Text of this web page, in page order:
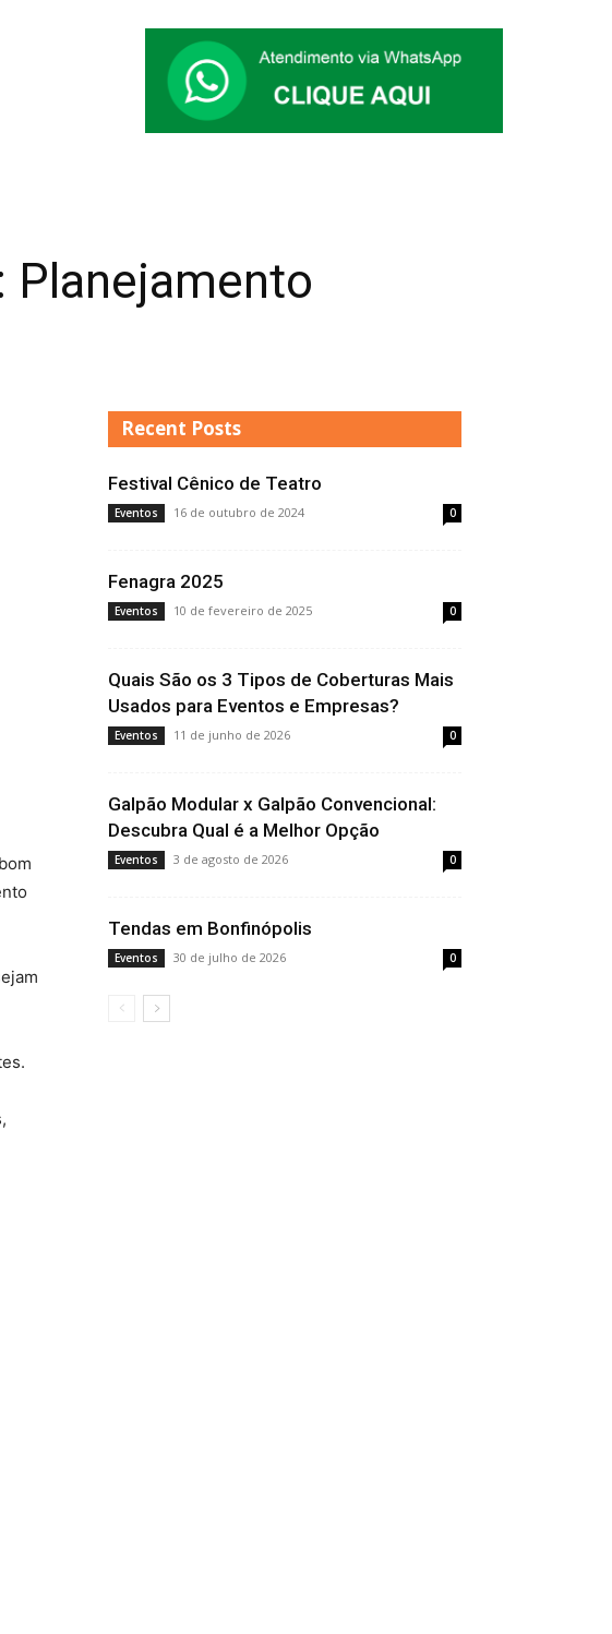
Planejamento
Recent Posts
Festival Cênico de Teatro
Eventos 16 de outubro de 2024 0
Fenagra 2025
Eventos 10 de fevereiro de 2025 0
Quais São os 3 Tipos de Coberturas Mais
Usados para Eventos e Empresas?
Eventos 11 de junho de 2026 0
Galpão Modular x Galpão Convencional:
Descubra Qual é a Melhor Opção
Eventos 3 de agosto de 2026 0
Tendas em Bonfinópolis
Eventos 30 de julho de 2026 0